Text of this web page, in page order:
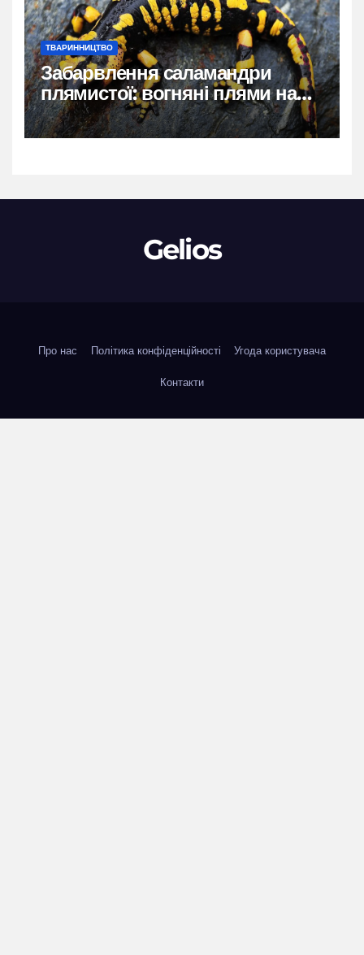
ТВАРИННИЦТВО
Забарвлення саламандри
плямистої: вогняні плями на
чорному тлі
Gelios
Про нас Політика конфіденційності Угода користувача
Контакти